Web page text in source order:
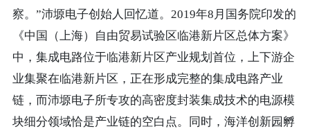
察。”沛塬电子创始人 回忆道。2019年8月国务院印发的
《中国（上海）自由贸易试验区临港新片区总体方案》
中，集成电路位于临港新片区产业规划首位，上下游企
业集聚在临港新片区，正在形成完整的集成电路产业
链，而沛塬电子所专攻的高密度封装集成技术的电源模
块细分领域恰是产业链的空白点。同时，海洋创新园孵